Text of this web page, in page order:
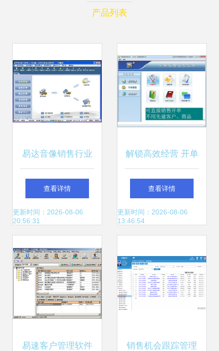
产品列表
易达音像销售行业
管理软件——重塑
运营效率的数字引
查看详情
更新时间：2026-08-06
20:56:31
解锁高效经营 开单
销售收款软件下载
与便捷实践
查看详情
更新时间：2026-08-06
13:46:54
易速客户管理软件 销售机会跟踪管理